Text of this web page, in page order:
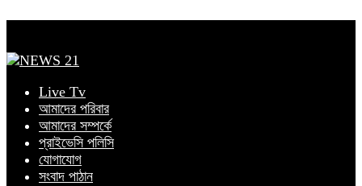
Live Tv
আমাদের পরিবার
আমাদের সম্পর্কে
প্রাইভেসি পলিসি
যোগাযোগ
সংবাদ পাঠান